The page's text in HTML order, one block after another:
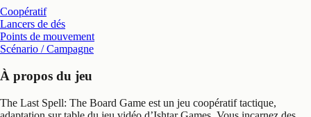
Coopératif
Lancers de dés
Points de mouvement
Scénario / Campagne
À propos du jeu
The Last Spell: The Board Game est un jeu coopératif tactique,